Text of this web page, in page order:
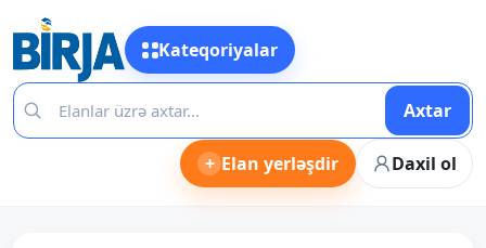
Kateqoriyalar
Axtar
+ Elan yerləşdir Daxil ol